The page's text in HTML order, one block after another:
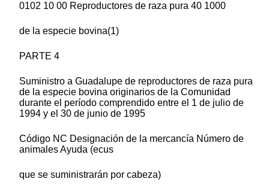
0102 10 00 Reproductores de raza pura 40 1000
de la especie bovina(1)
PARTE 4
Suministro a Guadalupe de reproductores de raza pura
de la especie bovina originarios de la Comunidad
durante el período comprendido entre el 1 de julio de
1994 y el 30 de junio de 1995
Código NC Designación de la mercancía Número de
animales Ayuda (ecus
que se suministrarán por cabeza)